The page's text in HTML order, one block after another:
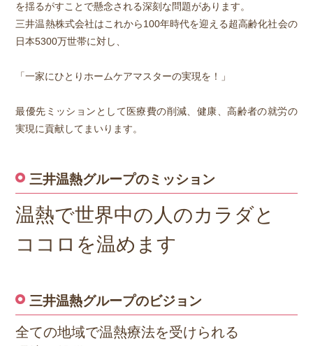
を揺るがすことで懸念される深刻な問題があります。
三井温熱株式会社はこれから100年時代を迎える超高齢化社会の
日本5300万世帯に対し、
「一家にひとりホームケアマスターの実現を！」
最優先ミッションとして医療費の削減、健康、高齢者の就労の
実現に貢献してまいります。
三井温熱グループのミッション
温熱で世界中の人のカラダと
ココロを温めます
三井温熱グループのビジョン
全ての地域で温熱療法を受けられる